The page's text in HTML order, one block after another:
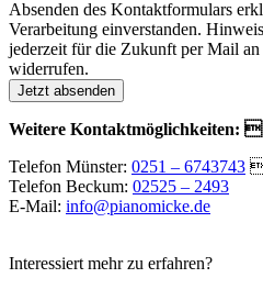
Absenden des Kontaktformulars
Verarbeitung einverstanden.
jederzeit für die Zukunft per Mail
widerrufen.
Weitere Kontaktmöglichkeiten: 
Telefon Münster: 0251 – 6743743
Telefon Beckum: 02525 – 2493
E-Mail: info@pianomicke.de
Interessiert mehr zu erfahren?